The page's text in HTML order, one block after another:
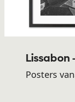
Lissabon
Posters